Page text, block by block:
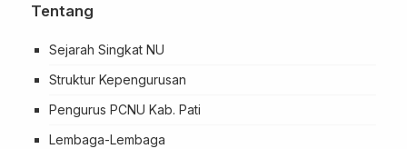
Tentang
Sejarah Singkat NU
Struktur Kepengurusan
Pengurus PCNU Kab. Pati
Lembaga-Lembaga